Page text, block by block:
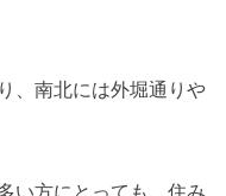
、南北には外堀通りや